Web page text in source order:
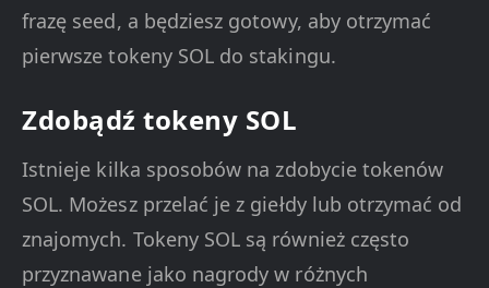
frazę seed, a będziesz gotowy, aby otrzymać
pierwsze tokeny SOL do stakingu.
Zdobądź tokeny SOL
Istnieje kilka sposobów na zdobycie tokenów
SOL. Możesz przelać je z giełdy lub otrzymać od
znajomych. Tokeny SOL są również często
przyznawane jako nagrody w różnych